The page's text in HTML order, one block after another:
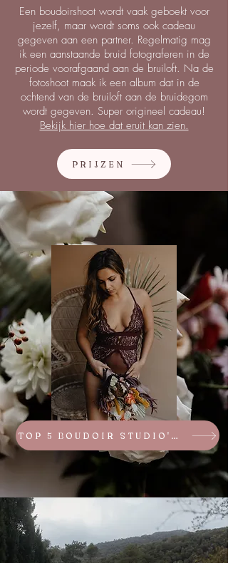
Een boudoirshoot wordt vaak geboekt voor
jezelf, maar wordt soms ook cadeau
gegeven aan een partner. Regelmatig mag
ik een aanstaande bruid fotograferen in de
periode voorafgaand aan de bruiloft. Na de
fotoshoot maak ik een album dat in de
ochtend van de bruiloft aan de bruidegom
wordt gegeven. Super origineel cadeau!
Bekijk hier hoe dat eruit kan zien.
PRIJZEN
TOP 5 BOUDOIR STUDIO'S BRABANT